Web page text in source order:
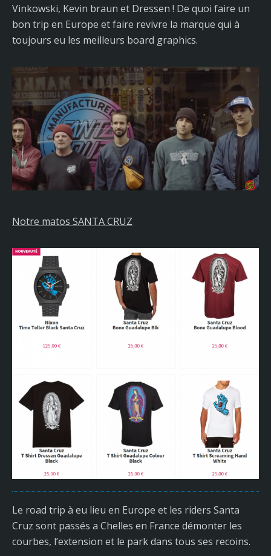
Vinkowski, Kevin braun et Dressen ! De quoi faire un
bon trip en Europe et faire revivre la marque qui à
toujours eu les meilleurs board graphics.
Notre matos SANTA CRUZ
Le road trip à eu lieu en Europe et les riders Santa
Cruz sont passés a Chelles en France démonter les
courbes, l’extension et le park dans tous ses recoins.